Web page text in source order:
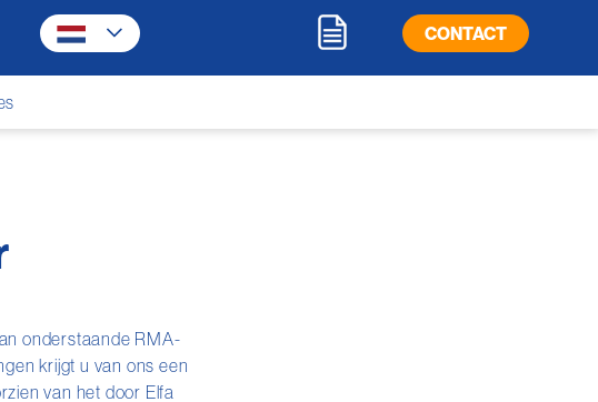
CONTACT
onderstaande RMA-
krijgt u van ons een
van het door Elfa